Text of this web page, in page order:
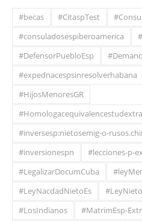
#becas #CitaspTest
#consuladosespiberoamerica
#DefensorPuebloEsp
#expednacespsinresolverhabana
#HijosMenoresGR
#inversesp:nietosemig-o-
#inversionespn
#lecciones-p-
#LegalizarDocumCuba
#LeyNacdadNietoEs
#LosIndianos
#MatrimEsp-